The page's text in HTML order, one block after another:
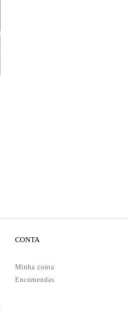
CONTA
Minha conta
Encomendas